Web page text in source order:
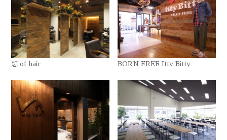
想 of hair BORN FREE Itty Bitty